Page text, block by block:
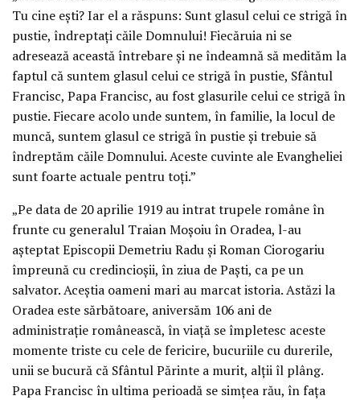
Tu cine ești? Iar el a răspuns: Sunt glasul celui ce strigă în
pustie, îndreptați căile Domnului! Fiecăruia ni se
adresează această întrebare și ne îndeamnă să medităm la
faptul că suntem glasul celui ce strigă în pustie, Sfântul
Francisc, Papa Francisc, au fost glasurile celui ce strigă în
pustie. Fiecare acolo unde suntem, în familie, la locul de
muncă, suntem glasul ce strigă în pustie și trebuie să
îndreptăm căile Domnului. Aceste cuvinte ale Evangheliei
sunt foarte actuale pentru toți.”
„Pe data de 20 aprilie 1919 au intrat trupele române în
frunte cu generalul Traian Moșoiu în Oradea, l-au
așteptat Episcopii Demetriu Radu și Roman Ciorogariu
împreună cu credincioșii, în ziua de Paști, ca pe un
salvator. Aceștia oameni mari au marcat istoria. Astăzi la
Oradea este sărbătoare, aniversăm 106 ani de
administrație românească, în viață se împletesc aceste
momente triste cu cele de fericire, bucuriile cu durerile,
unii se bucură că Sfântul Părinte a murit, alții îl plâng.
Papa Francisc în ultima perioadă se simțea rău, în fața